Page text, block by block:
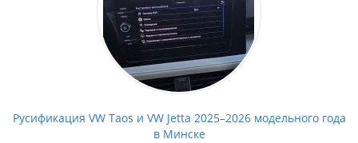
Русификация VW Taos и VW Jetta 2025–2026 модельного года
в Минске